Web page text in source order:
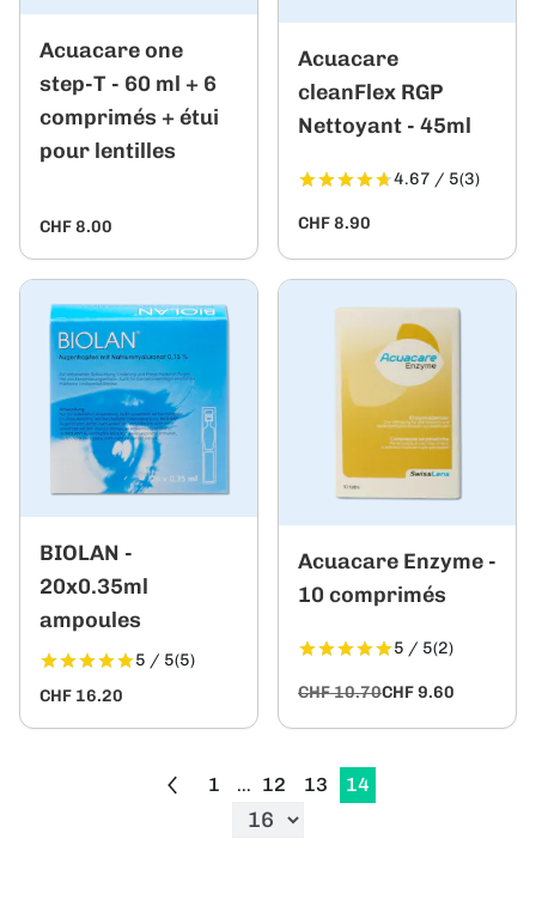
Acuacare one
step-T - 60 ml + 6
comprimés + étui
pour lentilles
CHF 8.00
Acuacare
cleanFlex RGP
Nettoyant - 45ml
4.67 / 5(3)
CHF 8.90
BIOLAN -
20x0.35ml
ampoules
5 / 5(5)
CHF 16.20
Acuacare Enzyme -
10 comprimés
5 / 5(2)
CHF 10.70CHF 9.60
1 ... 12 13 14